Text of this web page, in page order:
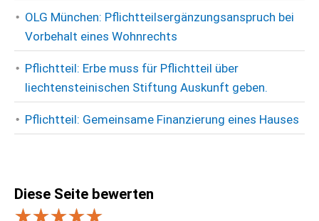
OLG München: Pflichtteilsergänzungsanspruch bei
Vorbehalt eines Wohnrechts
Pflichtteil: Erbe muss für Pflichtteil über
liechtensteinischen Stiftung Auskunft geben.
Pflichtteil: Gemeinsame Finanzierung eines Hauses
Diese Seite bewerten